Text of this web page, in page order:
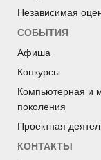
Независимая
СОБЫТИЯ
Афиша
Конкурсы
Компьютерная и
поколения
Проектная
КОНТАКТЫ